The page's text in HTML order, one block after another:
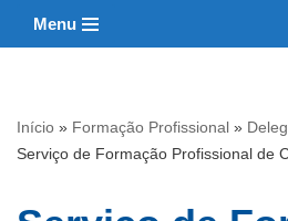
conteúdo
Menu
Início » Formação Profissional »
Serviço de Formação Profissional de